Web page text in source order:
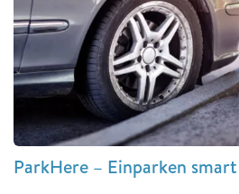
ParkHere – Einparken